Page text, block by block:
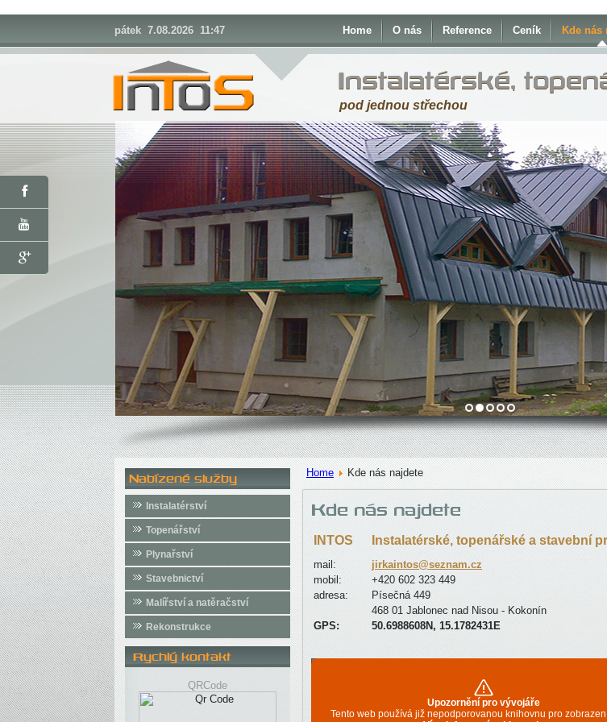
Instalatérské,
pod jednou střechou
pátek 7.08.2026 11:47 Home O nás Reference Ceník Kde nás
Nabízené služby
Instalatérství
Topenářství
Plynařství
Stavebnictví
Malířství a natěračství
Rekonstrukce
Rychlý kontakt
QRCode
Home Kde nás najdete
Kde nás najdete
INTOS Instalatérské, topenářské a stavební
mail:
jirkaintos@seznam.cz
mobil:
+420 602 323 449
adresa:
Písečná 449
468 01 Jablonec nad Nisou - Kokonín
GPS:
50.6988608N, 15.1782431E